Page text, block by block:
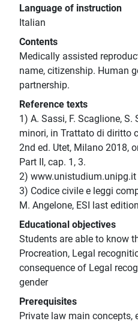
Language of instruction
Italian
Contents
Medically assisted
name, citizenship. Human
partnership.
Reference texts
1) A. Sassi, F. Scaglione,
minori, in Trattato di diritto
2nd ed. Utet, Milano 2018,
Part II, cap. 1, 3.
2) www.unistudium.unipg.it
3) Codice civile e leggi
M. Angelone, ESI last edition
Educational objectives
Students are able to know
Procreation, Legal
consequence of Legal
gender
Prerequisites
Private law main concepts,